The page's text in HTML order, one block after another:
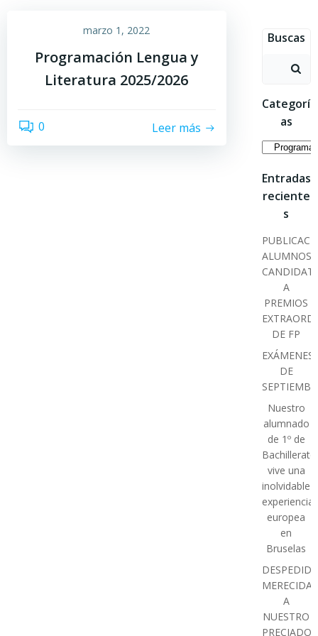
marzo 1, 2022
Programación Lengua y
Literatura 2025/2026
0 Leer más
Buscas
Buscar:
Categorí
as
Entradas
reciente
s
ALUMNOS
A
PREMIOS
DE FP
EXÁMENES
DE
Nuestro
alumnado
de 1º de
Bachillerato
vive una
inolvidable
experiencia
europea
en
Bruselas
DESPEDIDA
MERECIDA
A
NUESTRO
PRECIADO